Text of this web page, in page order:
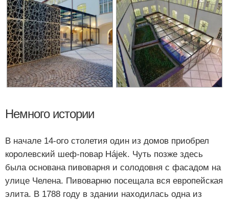
Немного истории
В начале 14-ого столетия один из домов приобрел
королевский шеф-повар Hájek. Чуть позже здесь
была основана пивоварня и солодовня с фасадом на
улице Челена. Пивоварню посещала вся европейская
элита. В 1788 году в здании находилась одна из